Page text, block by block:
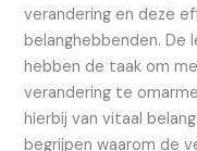
verandering en deze
belanghebbenden. De
hebben de taak om
verandering te
hierbij van vitaal
begrijpen waarom de